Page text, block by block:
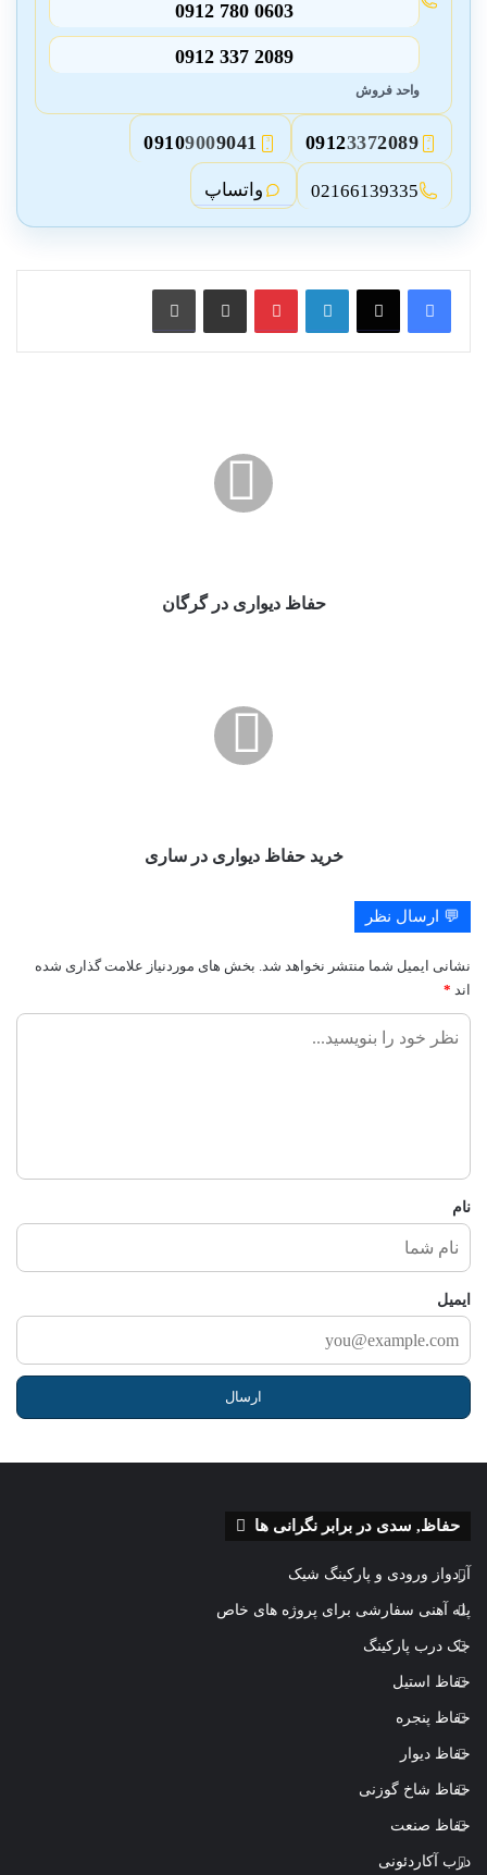
0912 780 0603
0912 337 2089
واحد فروش
2
09123372089
3
09109009041
02166139335 واتساپ
لینکدین پین ترست از طریق ایمیل به اشتراک بگذارید چاپ کنید
حفاظ دیواری در گرگان
خرید حفاظ دیواری در ساری
💬 ارسال نظر
نشانی ایمیل شما منتشر نخواهد شد. بخش های موردنیاز علامت گذاری شده
اند *
نام
ایمیل
حفاظ, سدی در برابر نگرانی ها
آردواز ورودی و پارکینگ شیک
پله آهنی سفارشی برای پروژه های خاص
جک درب پارکینگ
حفاظ استیل
حفاظ پنجره
حفاظ دیوار
حفاظ شاخ گوزنی
حفاظ صنعت
درب آکاردئونی